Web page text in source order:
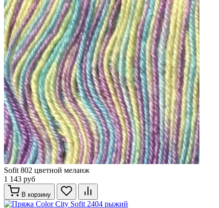
Sofit 802 цветной меланж
1 143 руб
В корзину